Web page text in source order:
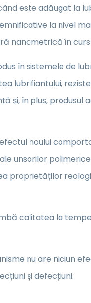
este adăugat la
la nivel
nanometrică în
în sistemele de
lubrifiantului,
și, în plus, produsul
noului
unsorilor
proprietăților
calitatea la
nu are niciun
și defecțiuni.